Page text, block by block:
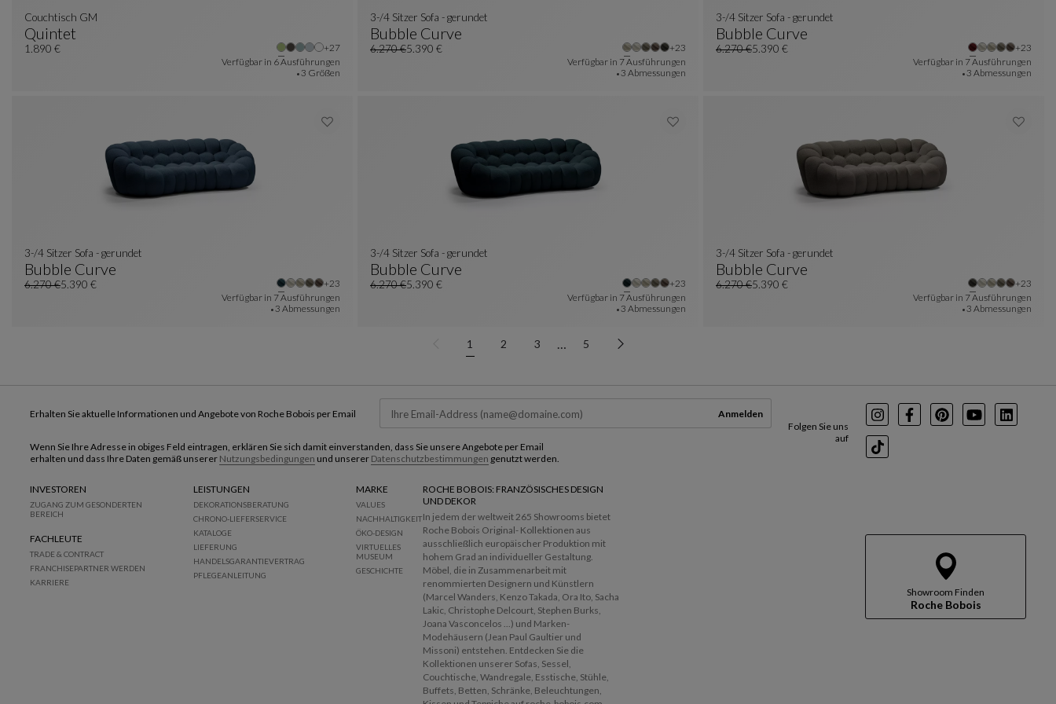
Quintet
Couchtisch GM
Siehe Vollständige Beschreibung
Couchtisch GM
1.890 € +27Weitere Farben : 27 verfügbare farben
Verfügbar in 6 Ausführungen
3 Größen
Bubble Curve
3-/4 Sitzer Sofa - Gerundet
Siehe Vollständige Beschreibung
3-/4 Sitzer Sofa - gerundet
6.270 €5.390 €
+23Weitere Farben : 23 verfügbare farben
Verfügbar in 7 Ausführungen
3 Abmessungen
Bubble Curve
3-/4 Sitzer Sofa - Gerundet
Siehe Vollständige Beschreibung
3-/4 Sitzer Sofa - gerundet
6.270 €5.390 €
+23Weitere
Verfügbar in 7 Ausführungen
3 Abmessungen
Bubble Curve
3-/4 Sitzer Sofa - Gerundet
Siehe Vollständige Beschreibung
3-/4 Sitzer Sofa - gerundet
6.270 €5.390 €
+23Weitere Farben : 23 verfügbare farben
Verfügbar in 7 Ausführungen
3 Abmessungen
Bubble Curve
3-/4 Sitzer Sofa - Gerundet
Siehe Vollständige Beschreibung
3-/4 Sitzer Sofa - gerundet
6.270 €5.390 €
+23Weitere Farben : 23 verfügbare farben
Verfügbar in 7 Ausführungen
3 Abmessungen
Bubble Curve
3-/4 Sitzer Sofa - Gerundet
Siehe Vollständige Beschreibung
3-/4 Sitzer Sofa - gerundet
6.270 €5.390 €
+23Weitere
Verfügbar in 7 Ausführungen
3 Abmessungen
1 2 3 … 5
Showroom Finden
Roche Bobois
Folgen Sie uns
auf
InstagramFacebookPinterest
Youtube
TikTok
Erhalten Sie aktuelle Informationen und Angebote von Roche Bobois per Email Anmelden
Wenn Sie Ihre Adresse in obiges Feld eintragen, erklären Sie sich damit einverstanden, dass Sie unsere Angebote per Email
erhalten und dass Ihre Daten gemäß unserer Nutzungsbedingungen und unserer Datenschutzbestimmungen genutzt werden.
INVESTOREN
ZUGANG ZUM GESONDERTEN
BEREICH
FACHLEUTE
TRADE & CONTRACT
FRANCHISEPARTNER WERDEN
KARRIERE
LEISTUNGEN
DEKORATIONSBERATUNG
CHRONO-LIEFERSERVICE
KATALOGE
LIEFERUNG
HANDELSGARANTIEVERTRAG
PFLEGEANLEITUNG
MARKE
VALUES
NACHHALTIGKEIT
ÖKO-DESIGN
VIRTUELLES
MUSEUM
GESCHICHTE
ROCHE BOBOIS: FRANZÖSISCHES DESIGN
UND DEKOR
In jedem der weltweit 265 Showrooms bietet
Roche Bobois Original- Kollektionen aus
ausschließlich europäischer Produktion mit
hohem Grad an individueller Gestaltung.
Möbel, die in Zusammenarbeit mit
renommierten Designern und Künstlern
(Marcel Wanders, Kenzo Takada, Ora Ito, Sacha
Lakic, Christophe Delcourt, Stephen Burks,
Joana Vasconcelos ...) und Marken-
Modehäusern (Jean Paul Gaultier und
Missoni) entstehen. Entdecken Sie die
Kollektionen unserer Sofas, Sessel,
Couchtische, Wandregale, Esstische, Stühle,
Buffets, Betten, Schränke, Beleuchtungen,